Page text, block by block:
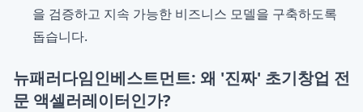
을 검증하고 지속 가능한 비즈니스 모델을 구축하도록
돕습니다.
뉴패러다임인베스트먼트: 왜 '진짜' 초기창업 전
문 액셀러레이터인가?